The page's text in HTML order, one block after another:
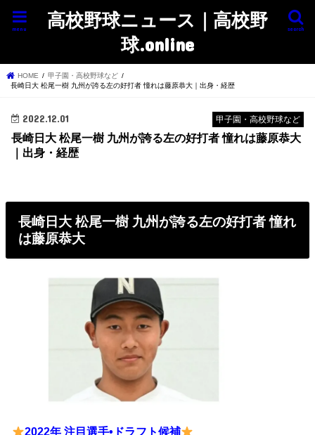
高校野球ニュース｜高校野
球.online
search
menu
HOME
甲子園・高校野球など
長崎日大 松尾一樹 九州が誇る左の好打者 憧れは藤原恭大｜出身・経歴
甲子園・高校野球など
2022.12.01
長崎日大 松尾一樹 九州が誇る左の好打者 憧れは藤原恭大
｜出身・経歴
長崎日大 松尾一樹 九州が誇る左の好打者 憧れ
は藤原恭大
2022年 注目選手•ドラフト候補